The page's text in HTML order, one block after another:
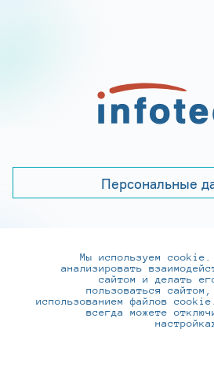
Персональные
+7 (495) 737-6192, 8-
practice@infotecs.ru,
127273, г. Москва,
Мы используем cookie.
анализировать
сайтом и делать
пользоваться
использованием файлов
всегда можете